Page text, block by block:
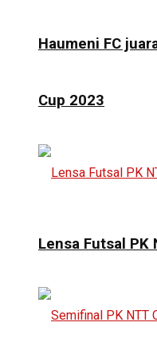
Haumeni FC
Cup 2023
Lensa Futsal PK